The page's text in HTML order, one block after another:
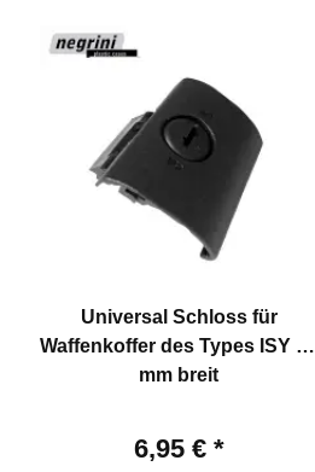
Universal Schloss für
Waffenkoffer des Types ISY 70
mm breit
6,95 € *